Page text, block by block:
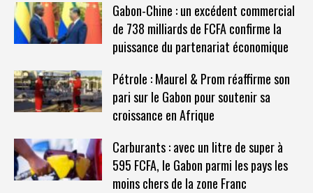
Gabon-Chine : un excédent commercial
de 738 milliards de FCFA confirme la
puissance du partenariat économique
Pétrole : Maurel & Prom réaffirme son
pari sur le Gabon pour soutenir sa
croissance en Afrique
Carburants : avec un litre de super à
595 FCFA, le Gabon parmi les pays les
moins chers de la zone Franc